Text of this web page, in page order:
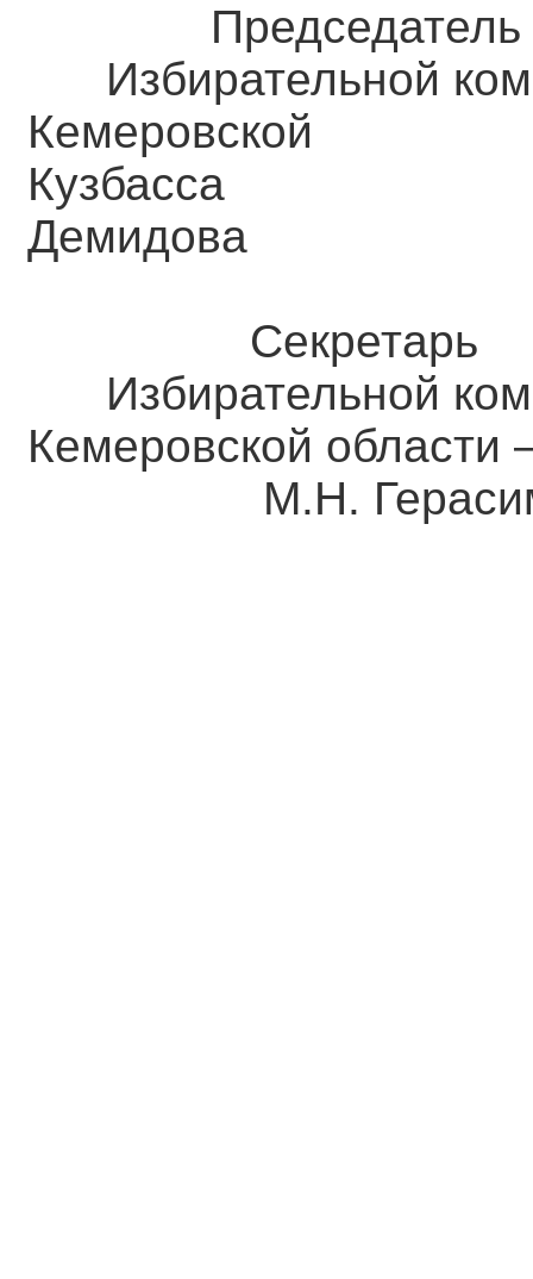
Председатель
Избирательной
Демидова
Секретарь
Избирательной
Кемеровской
М.Н.